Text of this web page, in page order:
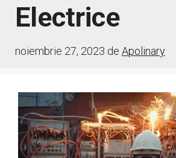
Electrice
noiembrie 27, 2023 de Apolinary